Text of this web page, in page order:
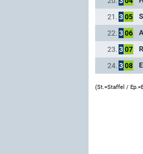
21. 305
22. 306
23. 307
24. 308
(St.=Staffel /